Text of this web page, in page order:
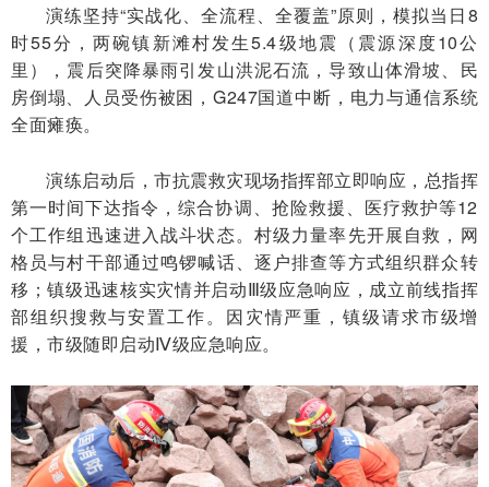
演练坚持“实战化、全流程、全覆盖”原则，模拟当日8
时55分，两碗镇新滩村发生5.4级地震（震源深度10公
里），震后突降暴雨引发山洪泥石流，导致山体滑坡、民
房倒塌、人员受伤被困，G247国道中断，电力与通信系统
全面瘫痪。
演练启动后，市抗震救灾现场指挥部立即响应，总指挥
第一时间下达指令，综合协调、抢险救援、医疗救护等12
个工作组迅速进入战斗状态。村级力量率先开展自救，网
格员与村干部通过鸣锣喊话、逐户排查等方式组织群众转
移；镇级迅速核实灾情并启动Ⅲ级应急响应，成立前线指挥
部组织搜救与安置工作。因灾情严重，镇级请求市级增
援，市级随即启动Ⅳ级应急响应。